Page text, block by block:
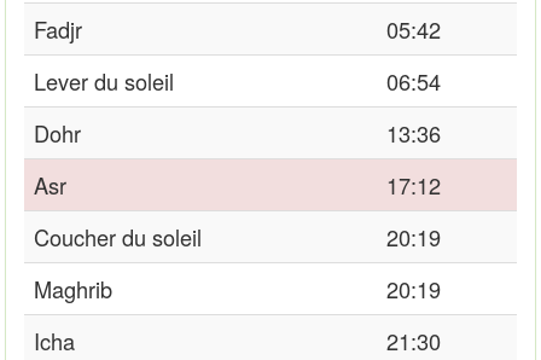
Fadjr
05:42
Lever du soleil
06:54
Dohr
13:36
Asr
17:12
Coucher du soleil
20:19
Maghrib
20:19
Icha
21:30